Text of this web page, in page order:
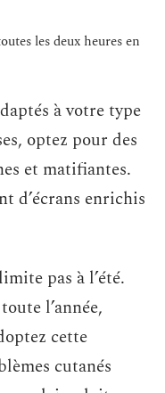
les deux heures en
à votre type
optez pour des
et matifiantes.
d’écrans enrichis
pas à l’été.
l’année,
cette
cutanés